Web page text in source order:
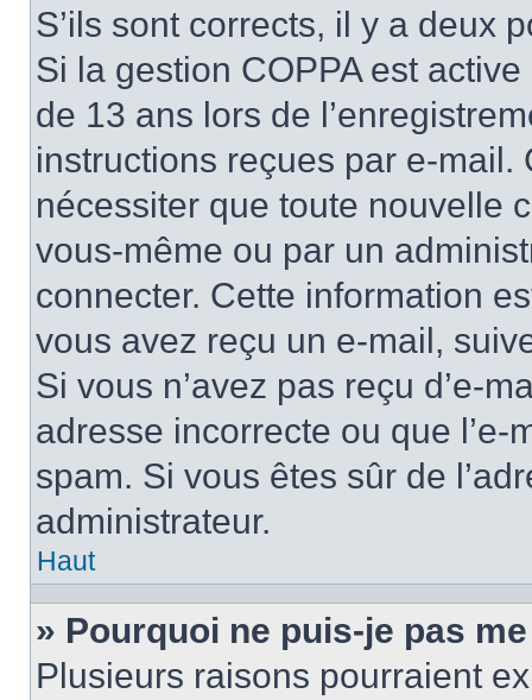
S’ils sont corrects, il y a deux
Si la gestion COPPA est
de 13 ans lors de
instructions reçues par e-
nécessiter que toute nouvelle
vous-même ou par un
connecter. Cette information
vous avez reçu un e-mail,
Si vous n’avez pas reçu d’e-
adresse incorrecte ou que
spam. Si vous êtes sûr de
administrateur.
Haut
» Pourquoi ne puis-je pas
Plusieurs raisons pourraient